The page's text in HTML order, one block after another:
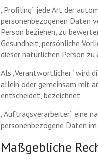
„Profiling“ jede Art der
personenbezogenen Daten
Person beziehen, zu
Gesundheit, persönliche
dieser natürlichen Person
Als „Verantwortlicher“ wird
allein oder gemeinsam mit
entscheidet, bezeichnet.
„Auftragsverarbeiter“ eine
personenbezogene Daten
Maßgebliche